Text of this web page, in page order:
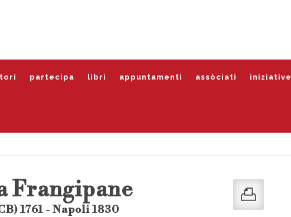
partecipa libri appuntamenti assòciati iniziative
Frangipane
1761 - Napoli 1830